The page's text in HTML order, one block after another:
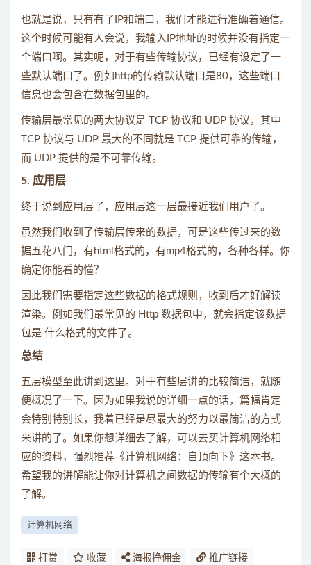
也就是说，只有有了IP和端口，我们才能进行准确着通信。
这个时候可能有人会说，我输入IP地址的时候并没有指定一
个端口啊。其实呢，对于有些传输协议，已经有设定了一
些默认端口了。例如http的传输默认端口是80，这些端口
信息也会包含在数据包里的。
传输层最常见的两大协议是 TCP 协议和 UDP 协议，其中
TCP 协议与 UDP 最大的不同就是 TCP 提供可靠的传输，
而 UDP 提供的是不可靠传输。
5. 应用层
终于说到应用层了，应用层这一层最接近我们用户了。
虽然我们收到了传输层传来的数据，可是这些传过来的数
据五花八门，有html格式的，有mp4格式的，各种各样。你
确定你能看的懂？
因此我们需要指定这些数据的格式规则，收到后才好解读
渲染。例如我们最常见的 Http 数据包中，就会指定该数据
包是 什么格式的文件了。
总结
五层模型至此讲到这里。对于有些层讲的比较简洁，就随
便概况了一下。因为如果我说的详细一点的话，篇幅肯定
会特别特别长，我着已经是尽最大的努力以最简洁的方式
来讲的了。如果你想详细去了解，可以去买计算机网络相
应的资料，强烈推荐《计算机网络：自顶向下》这本书。
希望我的讲解能让你对计算机之间数据的传输有个大概的
了解。
计算机网络
打赏 收藏 海报挣佣金 推广链接